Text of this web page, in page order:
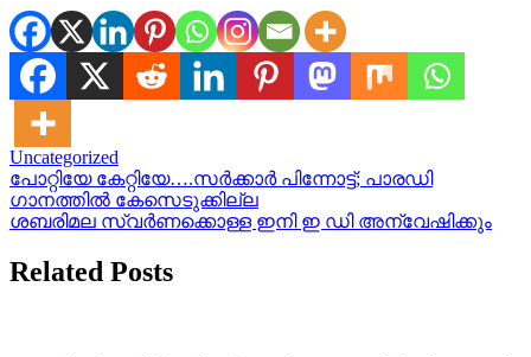
Uncategorized
Post
navigation
പോറ്റിയേ കേറ്റിയേ….സർക്കാർ പിന്നോട്ട്; പാരഡി
ഗാനത്തില്‍ കേസെടുക്കില്ല
ശബരിമല സ്വർണക്കൊള്ള ഇനി ഇ ഡി അന്വേഷിക്കും
Related Posts